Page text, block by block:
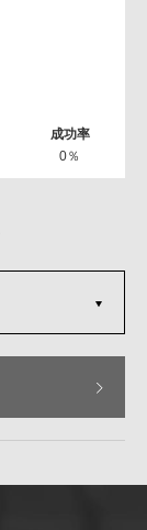
0％